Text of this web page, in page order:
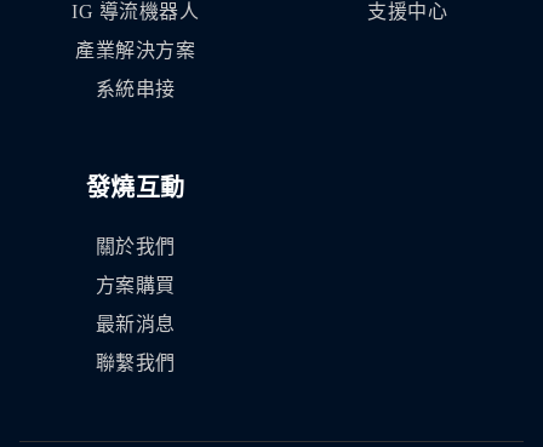
IG 導流機器人
產業解決方案
系統串接
支援中心
發燒互動
關於我們
方案購買
最新消息
聯繫我們